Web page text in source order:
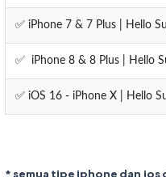
✅ iPhone 7 & 7 Plus | Hello
✅ iPhone 8 & 8 Plus | Hello
✅ iOS 16 - iPhone X | Hello
* semua tipe iphone dan ios